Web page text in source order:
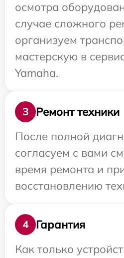
осмотра
случае сложного
организуем
мастерскую в
Yamaha.
3
Ремонт техники
После полной
согласуем с вами
время ремонта и
восстановлению
4
Гарантия
Как только